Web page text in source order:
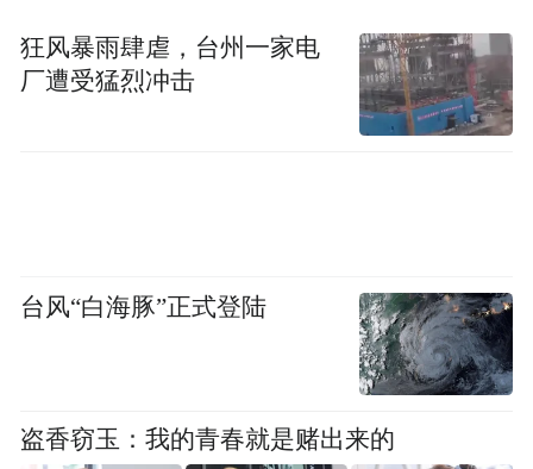
狂风暴雨肆虐，台州一家电
厂遭受猛烈冲击
台风“白海豚”正式登陆
盗香窃玉：我的青春就是赌出来的